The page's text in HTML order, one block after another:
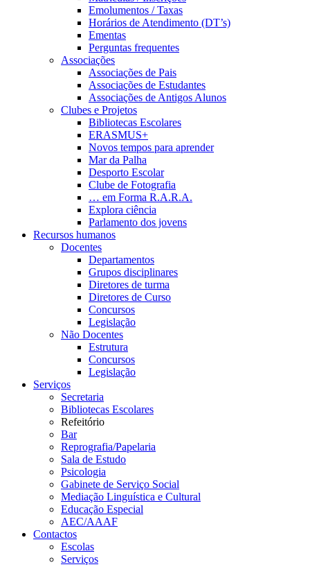
Emolumentos / Taxas
Horários de Atendimento (DT’s)
Ementas
Perguntas frequentes
Associações
Associações de Pais
Associações de Estudantes
Associações de Antigos Alunos
Clubes e Projetos
Bibliotecas Escolares
ERASMUS+
Novos tempos para aprender
Mar da Palha
Desporto Escolar
Clube de Fotografia
… em Forma R.A.R.A.
Explora ciência
Parlamento dos jovens
Recursos humanos
Docentes
Departamentos
Grupos disciplinares
Diretores de turma
Diretores de Curso
Concursos
Legislação
Não Docentes
Estrutura
Concursos
Legislação
Serviços
Secretaria
Bibliotecas Escolares
Refeitório
Bar
Reprografia/Papelaria
Sala de Estudo
Psicologia
Gabinete de Serviço Social
Mediação Linguística e Cultural
Educação Especial
AEC/AAAF
Contactos
Escolas
Serviços